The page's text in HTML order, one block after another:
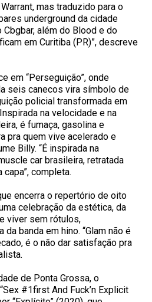
mas traduzido para o
underground da cidade
além do Blood e do
em Curitiba (PR)”, descreve
em “Perseguição”, onde
seis canecos vira símbolo de
policial transformada em
na velocidade e na
é fumaça, gasolina e
pra quem vive acelerado e
Billy. “É inspirada na
car brasileira, retratada
completa.
encerra o repertório de oito
celebração da estética, da
viver sem rótulos,
banda em hino. “Glam não é
é o não dar satisfação pra
de Ponta Grossa, o
#1first And Fuck’n Explicit